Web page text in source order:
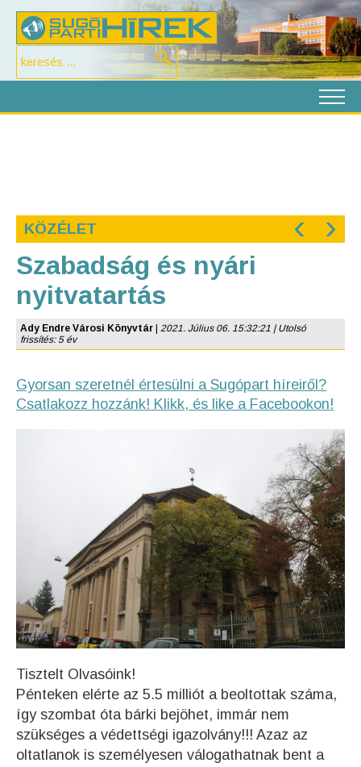
KÖZÉLET ‹ ›
Szabadság és nyári
nyitvatartás
Ady Endre Városi Könyvtár
2021. Július 06. 15:32:21 | Utolsó
frissítés: 5 év
Gyorsan szeretnél értesülni a Sugópart híreiről?
Csatlakozz hozzánk! Klikk, és like a Facebookon!
Tisztelt Olvasóink!
Pénteken elérte az 5.5 milliót a beoltottak száma,
így szombat óta bárki bejöhet, immár nem
szükséges a védettségi igazolvány!!! Azaz az
oltatlanok is személyesen válogathatnak bent a